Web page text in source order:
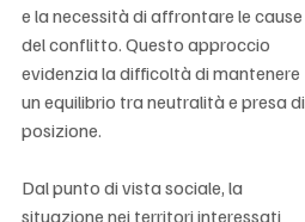
e la necessità di affrontare le cause
del conflitto. Questo approccio
evidenzia la difficoltà di mantenere
un equilibrio tra neutralità e presa di
posizione.
Dal punto di vista sociale, la
situazione nei territori interessati